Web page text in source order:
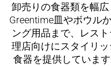
卸売りの食器類を幅広
Greentime皿やボウル
ング用品まで、レス
理店向けにスタイリ
食器を提供していま